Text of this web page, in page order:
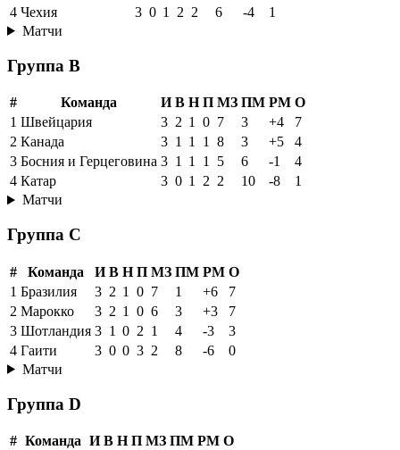
4 Чехия 3 0 1 2 2 6 -4
1
Матчи
Группа B
# Команда И В Н П МЗ ПМ РМ О
1 Швейцария 3 2 1 0 7 3 +4
7
2 Канада 3 1 1 1 8 3 +5
4
3 Босния и Герцеговина 3 1 1 1 5 6 -1
4
4 Катар 3 0 1 2 2 10 -8
1
Матчи
Группа C
# Команда И В Н П МЗ ПМ РМ О
1 Бразилия 3 2 1 0 7 1 +6
7
2 Марокко 3 2 1 0 6 3 +3
7
3 Шотландия 3 1 0 2 1 4 -3
3
4 Гаити 3 0 0 3 2 8 -6
0
Матчи
Группа D
# Команда И В Н П МЗ ПМ РМ О